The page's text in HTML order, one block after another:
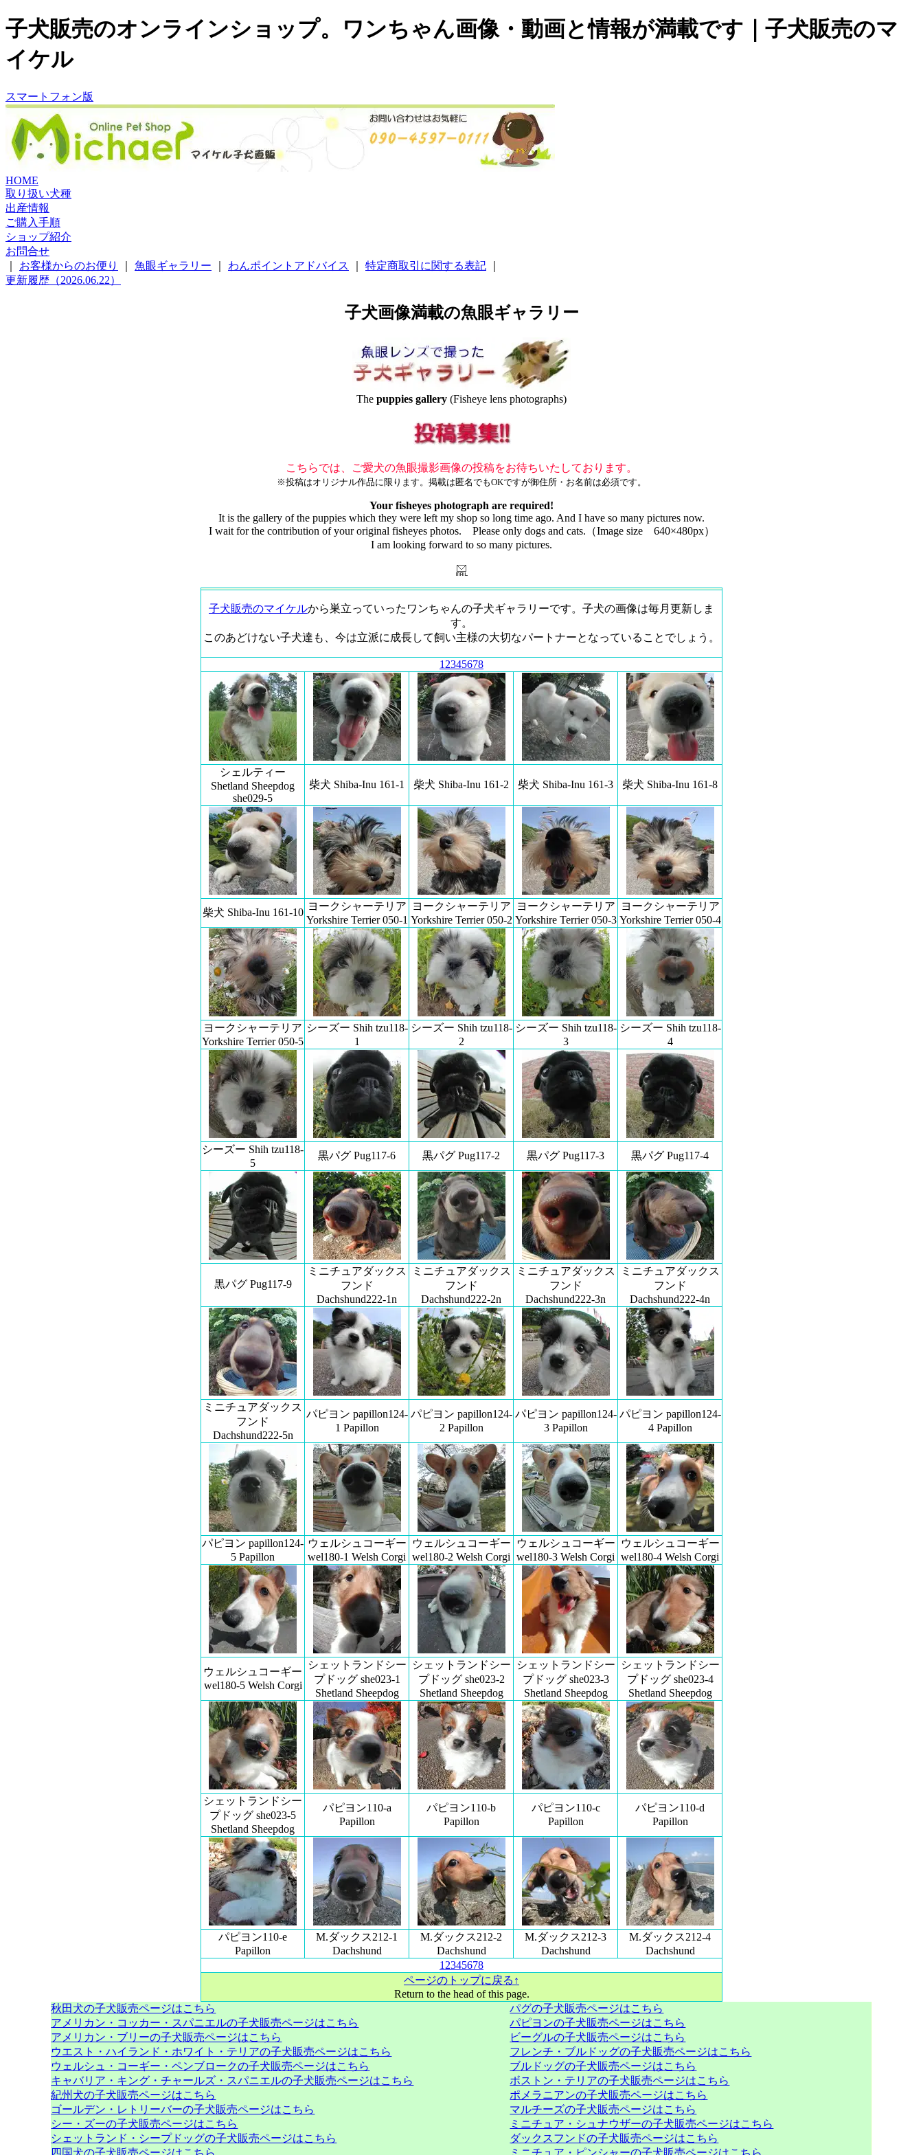
子犬販売のオンラインショップ。ワンちゃん画像・動画と情報が満載です｜子犬販売のマ
イケル
スマートフォン版
HOME
取り扱い犬種
出産情報
ご購入手順
ショップ紹介
お問合せ
お客様からのお便り 魚眼ギャラリー わんポイントアドバイス 特定商取引に関する表記
更新履歴（2026.06.22）
子犬画像満載の魚眼ギャラリー
The puppies gallery (Fisheye lens photographs)
こちらでは、ご愛犬の魚眼撮影画像の投稿をお待ちいたしております。
※投稿はオリジナル作品に限ります。掲載は匿名でもOKですが御住所・お名前は必須です。
Your fisheyes photograph are required!
It is the gallery of the puppies which they were left my shop so long time ago. And I have so many pictures now.
I wait for the contribution of your original fisheyes photos. Please only dogs and cats.（Image size 640×480px）
I am looking forward to so many pictures.
子犬販売のマイケルから巣立っていったワンちゃんの子犬ギャラリーです。子犬の画像は毎月更新しま
す。
このあどけない子犬達も、今は立派に成長して飼い主様の大切なパートナーとなっていることでしょう。
1 2345678
シェルティー
Shetland Sheepdog
she029-5
柴犬 Shiba-Inu 161-1 柴犬 Shiba-Inu 161-2 柴犬 Shiba-Inu 161-3 柴犬 Shiba-Inu 161-8
柴犬 Shiba-Inu 161-10
ヨークシャーテリア
Yorkshire Terrier 050-1
ヨークシャーテリア
Yorkshire Terrier 050-2
ヨークシャーテリア
Yorkshire Terrier 050-3
ヨークシャーテリア
Yorkshire Terrier 050-4
ヨークシャーテリア
Yorkshire Terrier 050-5
シーズー Shih tzu118-
1
シーズー Shih tzu118-
2
シーズー Shih tzu118-
3
シーズー Shih tzu118-
4
シーズー Shih tzu118-
5
黒パグ Pug117-6 黒パグ Pug117-2 黒パグ Pug117-3 黒パグ Pug117-4
黒パグ Pug117-9
ミニチュアダックス
フンド
Dachshund222-1n
ミニチュアダックス
フンド
Dachshund222-2n
ミニチュアダックス
フンド
Dachshund222-3n
ミニチュアダックス
フンド
Dachshund222-4n
ミニチュアダックス
フンド
Dachshund222-5n
パピヨン papillon124-
1 Papillon
パピヨン papillon124-
2 Papillon
パピヨン papillon124-
3 Papillon
パピヨン papillon124-
4 Papillon
パピヨン papillon124-
5 Papillon
ウェルシュコーギー
wel180-1 Welsh Corgi
ウェルシュコーギー
wel180-2 Welsh Corgi
ウェルシュコーギー
wel180-3 Welsh Corgi
ウェルシュコーギー
wel180-4 Welsh Corgi
ウェルシュコーギー
wel180-5 Welsh Corgi
シェットランドシー
プドッグ she023-1
Shetland Sheepdog
シェットランドシー
プドッグ she023-2
Shetland Sheepdog
シェットランドシー
プドッグ she023-3
Shetland Sheepdog
シェットランドシー
プドッグ she023-4
Shetland Sheepdog
シェットランドシー
プドッグ she023-5
Shetland Sheepdog
パピヨン110-a
Papillon
パピヨン110-b
Papillon
パピヨン110-c
Papillon
パピヨン110-d
Papillon
パピヨン110-e
Papillon
M.ダックス212-1
Dachshund
M.ダックス212-2
Dachshund
M.ダックス212-3
Dachshund
M.ダックス212-4
Dachshund
1 2345678
ページのトップに戻る↑
Return to the head of this page.
秋田犬の子犬販売ページはこちら
アメリカン・コッカー・スパニエルの子犬販売ページはこちら
アメリカン・ブリーの子犬販売ページはこちら
ウエスト・ハイランド・ホワイト・テリアの子犬販売ページはこちら
ウェルシュ・コーギー・ペンブロークの子犬販売ページはこちら
キャバリア・キング・チャールズ・スパニエルの子犬販売ページはこちら
紀州犬の子犬販売ページはこちら
ゴールデン・レトリーバーの子犬販売ページはこちら
シー・ズーの子犬販売ページはこちら
シェットランド・シープドッグの子犬販売ページはこちら
四国犬の子犬販売ページはこちら
パグの子犬販売ページはこちら
パピヨンの子犬販売ページはこちら
ビーグルの子犬販売ページはこちら
フレンチ・ブルドッグの子犬販売ページはこちら
ブルドッグの子犬販売ページはこちら
ボストン・テリアの子犬販売ページはこちら
ポメラニアンの子犬販売ページはこちら
マルチーズの子犬販売ページはこちら
ミニチュア・シュナウザーの子犬販売ページはこちら
ダックスフンドの子犬販売ページはこちら
ミニチュア・ピンシャーの子犬販売ページはこちら